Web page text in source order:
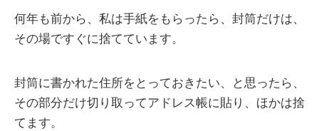
何年も前から、私は手紙をもらったら、封筒だけは、
その場ですぐに捨てています。
封筒に書かれた住所をとっておきたい、と思ったら、
その部分だけ切り取ってアドレス帳に貼り、ほかは捨
てます。